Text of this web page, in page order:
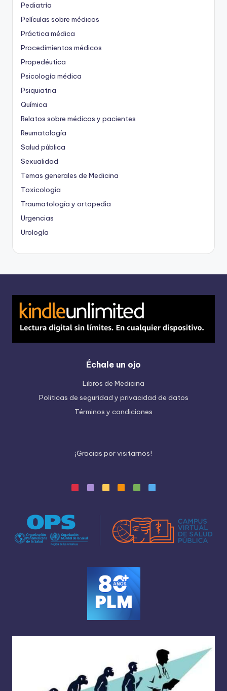
Pediatría
Películas sobre médicos
Práctica médica
Procedimientos médicos
Propedéutica
Psicología médica
Psiquiatria
Química
Relatos sobre médicos y pacientes
Reumatología
Salud pública
Sexualidad
Temas generales de Medicina
Toxicología
Traumatología y ortopedia
Urgencias
Urología
Échale un ojo
Libros de Medicina
Politicas de seguridad y privacidad de datos
Términos y condiciones
¡Gracias porvisitarnos!